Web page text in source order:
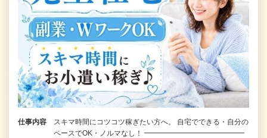
仕事内容
スキマ時間にコツコツ稼ぎたい方へ。 自宅でできる・自分の
ペースでOK・ノルマなし！ ━━━━━━━━━━━━━━